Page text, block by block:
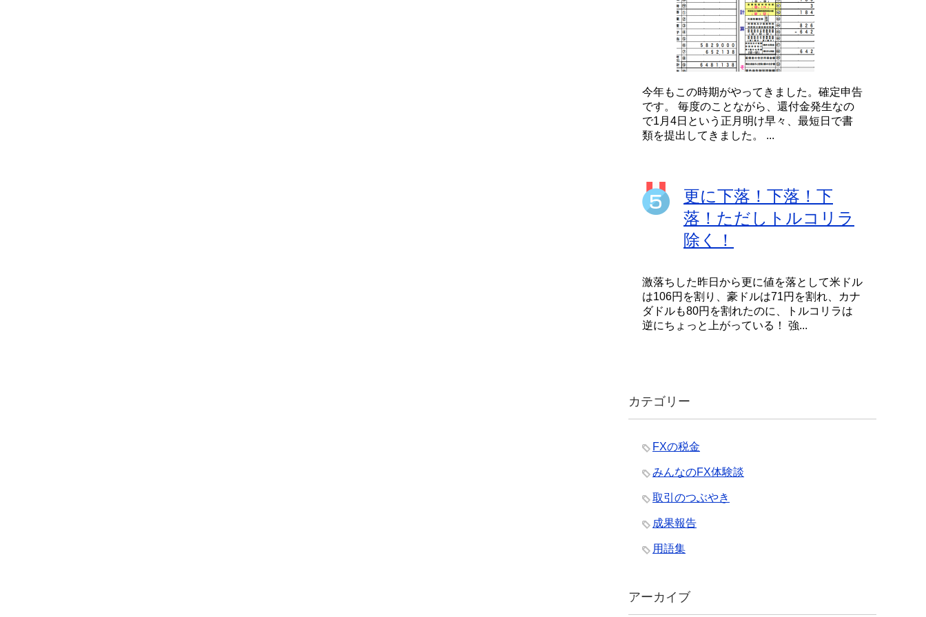
今年もこの時期がやってきました。確定申告
です。 毎度のことながら、還付金発生なの
で1月4日という正月明け早々、最短日で書
類を提出してきました。 ...
更に下落！下落！下
落！ただしトルコリラ
除く！
激落ちした昨日から更に値を落として米ドル
は106円を割り、豪ドルは71円を割れ、カナ
ダドルも80円を割れたのに、トルコリラは
逆にちょっと上がっている！ 強...
カテゴリー
FXの税金
みんなのFX体験談
取引のつぶやき
成果報告
用語集
アーカイブ